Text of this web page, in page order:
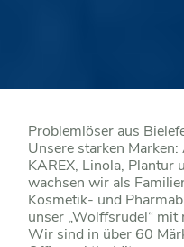
Problemlöser aus
Unsere starken
KAREX, Linola, Plantur
wachsen wir als
Kosmetik- und
unser „Wolffsrudel“
Wir sind in über 60